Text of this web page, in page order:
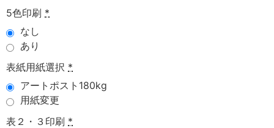
5色印刷 *
なし
あり
表紙用紙選択 *
アートポスト180kg
用紙変更
表２・３印刷 *